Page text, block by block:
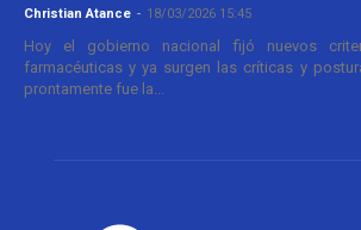
Christian Atance - 18/03/2026 15:45
Hoy el gobierno nacional fijó nuevos
farmacéuticas y ya surgen las críticas y
prontamente fue la...